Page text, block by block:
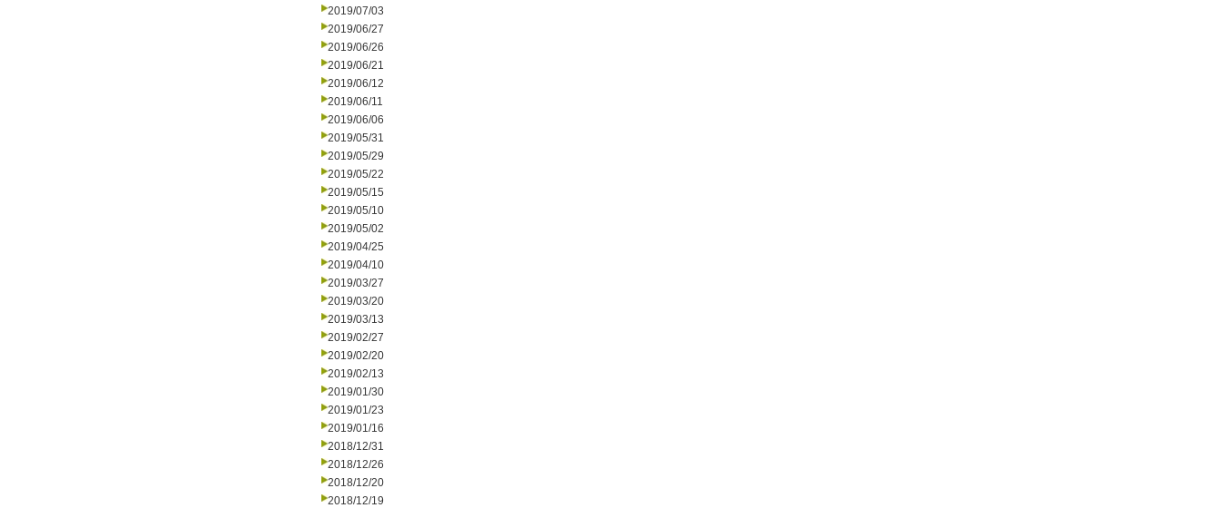
2019/07/03
2019/06/27
2019/06/26
2019/06/21
2019/06/12
2019/06/11
2019/06/06
2019/05/31
2019/05/29
2019/05/22
2019/05/15
2019/05/10
2019/05/02
2019/04/25
2019/04/10
2019/03/27
2019/03/20
2019/03/13
2019/02/27
2019/02/20
2019/02/13
2019/01/30
2019/01/23
2019/01/16
2018/12/31
2018/12/26
2018/12/20
2018/12/19